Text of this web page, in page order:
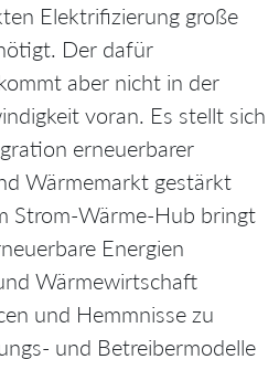
Elektrifizierung große
Der dafür
aber nicht in der
voran. Es stellt sich
erneuerbarer
Wärmemarkt gestärkt
Strom-Wärme-Hub bringt
Energien
Wärmewirtschaft
und Hemmnisse zu
und Betreibermodelle